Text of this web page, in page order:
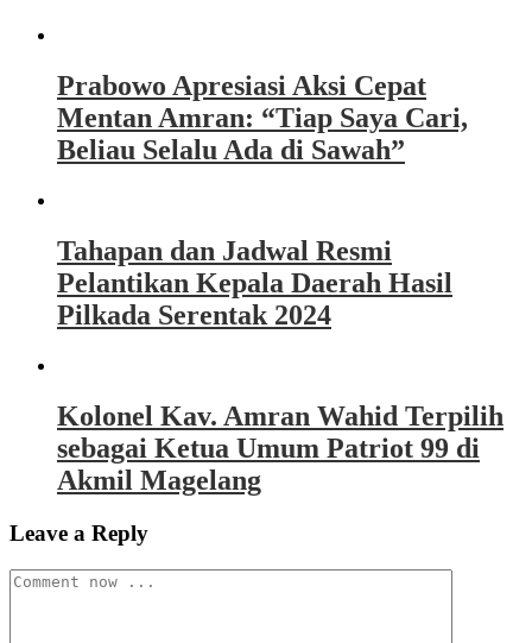
Prabowo Apresiasi Aksi Cepat
Mentan Amran: “Tiap Saya Cari,
Beliau Selalu Ada di Sawah”
Tahapan dan Jadwal Resmi
Pelantikan Kepala Daerah Hasil
Pilkada Serentak 2024
Kolonel Kav. Amran Wahid Terpilih
sebagai Ketua Umum Patriot 99 di
Akmil Magelang
Leave a Reply